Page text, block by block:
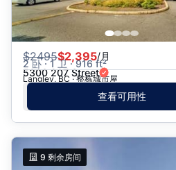
$2495$2,395/月
2 卧 · 1 卫 · 916 ft²
5300 207 Street
Langley, BC · 整栋城市屋
查看可用性
9 剩余房间